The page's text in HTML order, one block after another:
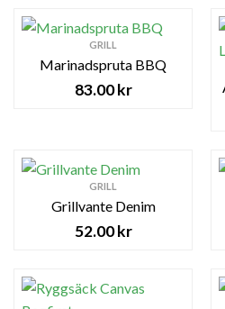
GRILL
Marinadspruta BBQ
83.00kr
GRILL
Grillvante Denim
52.00kr